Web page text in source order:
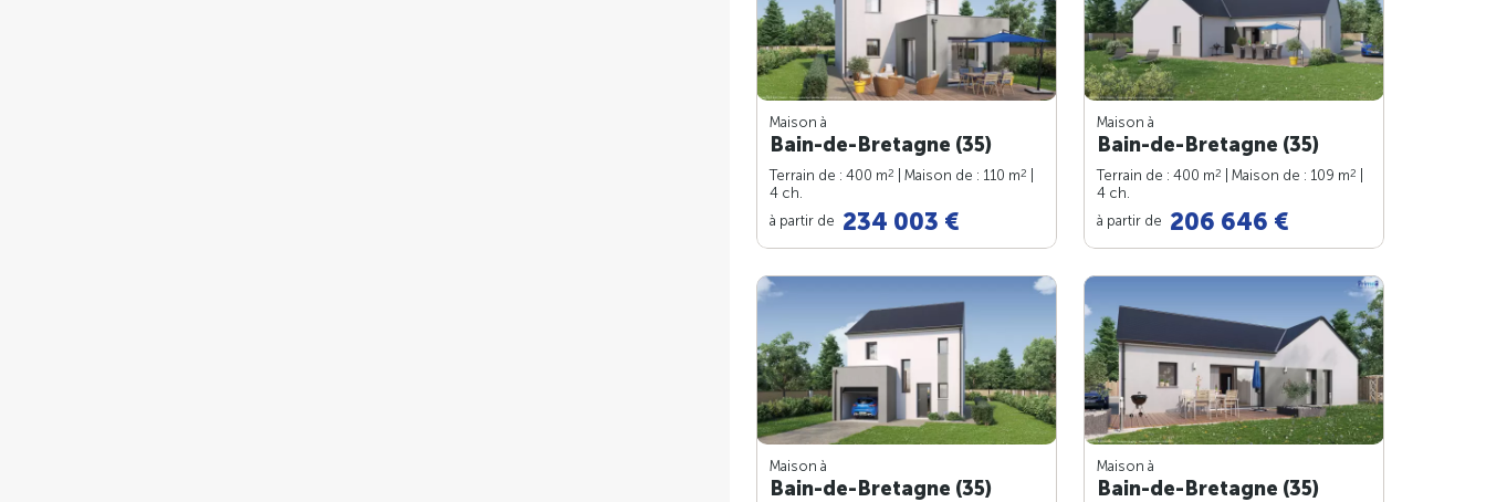
Maison à
Bain-de-Bretagne (35)
Terrain de : 400 m2 | Maison de : 110 m2
4 ch.
à partir de 234 003 €
Maison à
Bain-de-Bretagne (35)
Terrain de : 400 m2 | Maison de : 109 m2
4 ch.
à partir de 206 646 €
Maison à
Bain-de-Bretagne (35)
Maison à
Bain-de-Bretagne (35)